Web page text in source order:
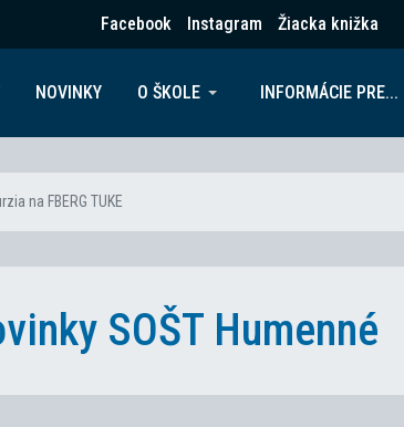
Facebook Instagram Žiacka knižka
NOVINKY O ŠKOLE INFORMÁCIE PRE...
na FBERG TUKE
SOŠT Humenné